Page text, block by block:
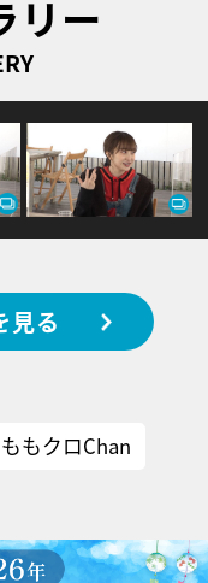
リー
見る
ももクロChan